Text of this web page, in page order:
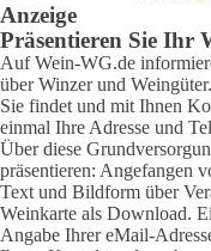
Anzeige
Präsentieren Sie Ihr
Auf Wein-WG.de
über Winzer und
Sie findet und mit Ihnen
einmal Ihre Adresse und
Über diese
präsentieren: Angefangen
Text und Bildform über
Weinkarte als Download.
Angabe Ihrer eMail-